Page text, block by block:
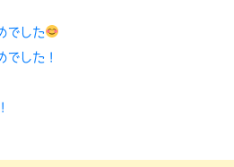
でした
した！